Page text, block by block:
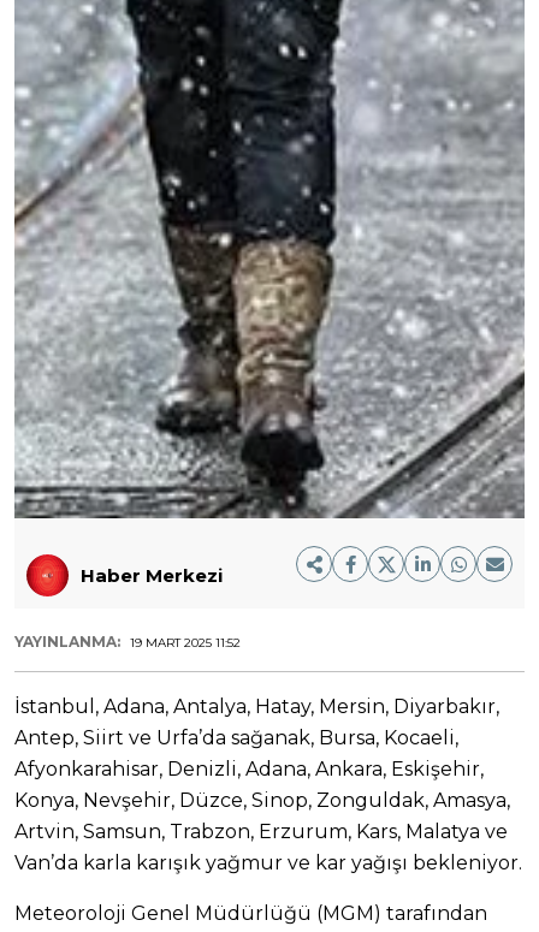
Haber Merkezi
YAYINLANMA: 19 MART 2025 11:52
İstanbul, Adana, Antalya, Hatay, Mersin, Diyarbakır,
Antep, Siirt ve Urfa’da sağanak, Bursa, Kocaeli,
Afyonkarahisar, Denizli, Adana, Ankara, Eskişehir,
Konya, Nevşehir, Düzce, Sinop, Zonguldak, Amasya,
Artvin, Samsun, Trabzon, Erzurum, Kars, Malatya ve
Van’da karla karışık yağmur ve kar yağışı bekleniyor.
Meteoroloji Genel Müdürlüğü (MGM) tarafından